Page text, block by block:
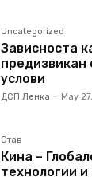
Uncategorized
Зависноста
предизвикан
услови
ДСП Ленка - May
Став
Кина –
технологии